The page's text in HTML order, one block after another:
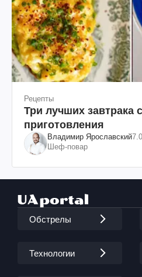
Рецепты
Три лучших завтрака
приготовления
Владимир Ярославский
Шеф-повар
Обстрелы
Технологии